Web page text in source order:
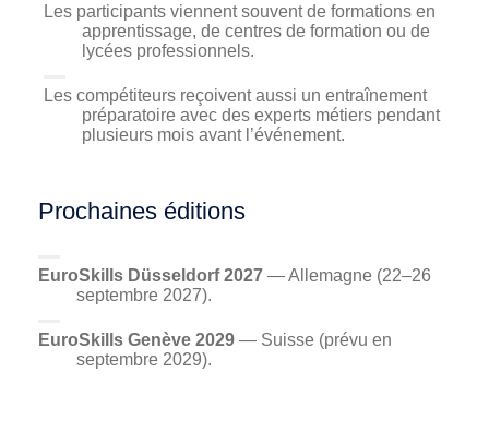
Les participants viennent souvent de formations en
apprentissage, de centres de formation ou de
lycées professionnels.
Les compétiteurs reçoivent aussi un entraînement
préparatoire avec des experts métiers pendant
plusieurs mois avant l’événement.
Prochaines éditions
EuroSkills Düsseldorf 2027 — Allemagne (22–26
septembre 2027).
EuroSkills Genève 2029 — Suisse (prévu en
septembre 2029).